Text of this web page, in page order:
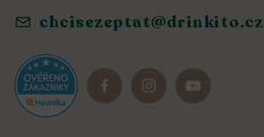
Reklamace a vrácení
Dárkové sady
chcisezeptat@drinkito.cz